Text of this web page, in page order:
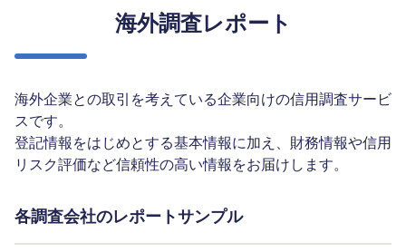
海外調査レポート
海外企業との取引を考えている企業向けの信用調査サービ
スです。
登記情報をはじめとする基本情報に加え、財務情報や信用
リスク評価など信頼性の高い情報をお届けします。​
各調査会社のレポートサンプル